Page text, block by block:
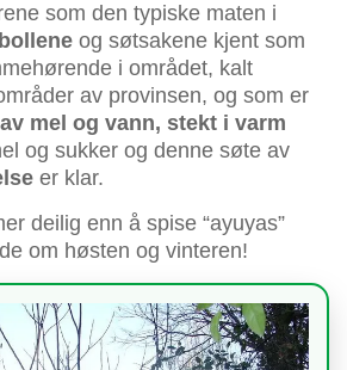
som den typiske maten i
og søtsakene kjent som
i området, kalt
av provinsen, og som er
mel og vann, stekt i varm
og sukker og denne søte av
er klar.
deilig enn å spise “ayuyas”
om høsten og vinteren!